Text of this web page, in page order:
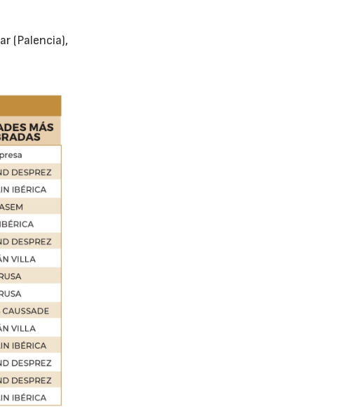
(Palencia),